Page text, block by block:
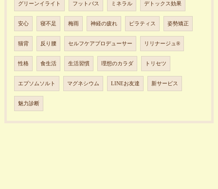
グリーンイライト フットバス ミネラル デトックス効果
安心 寝不足 梅雨 神経の疲れ ピラティス 姿勢矯正
猫背 反り腰 セルフケアプロデューサー リリナージュ®︎
性格 食生活 生活習慣 理想のカラダ トリセツ
エプソムソルト マグネシウム LINEお友達 新サービス
魅力診断